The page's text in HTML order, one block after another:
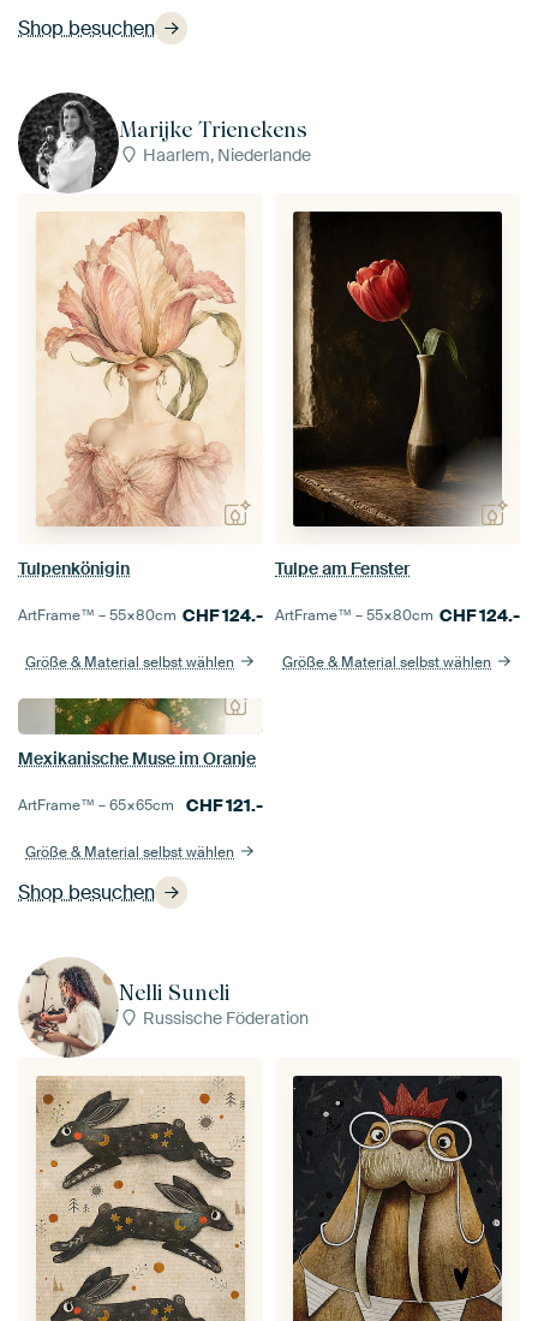
Shop besuchen
Marijke Trienekens
Haarlem, Niederlande
Shop besuchen
Tulpenkönigin
ArtFrame™ –55×80cm CHF124.-
Größe & Material selbst wählen
Tulpe am Fenster
ArtFrame™ –55×80cm CHF124.-
Größe & Material selbst wählen
Mexikanische Muse im Oranje
ArtFrame™ –65×65cm CHF121.-
Größe & Material selbst wählen
Nelli Suneli
Russische Föderation